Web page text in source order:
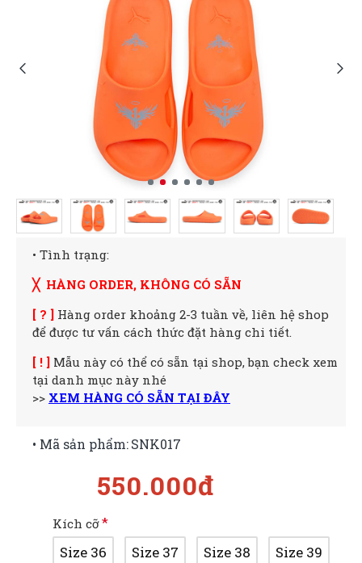
• Tình trạng:
╳ HÀNG ORDER, KHÔNG CÓ SẴN
[ ? ] Hàng order khoảng 2-3 tuần về, liên hệ shop
để được tư vấn cách thức đặt hàng chi tiết.
[ ! ] Mẫu này có thể có sẵn tại shop, bạn check xem
tại danh mục này nhé
>> XEM HÀNG CÓ SẴN TẠI ĐÂY
550.000đ
• Mã sản phẩm:SNK017
Kích cỡ
Size 36 Size 37 Size 38 Size 39